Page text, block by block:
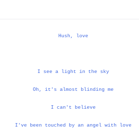
Hush, love
I see a light in the sky
Oh, it's almost blinding me
I can't believe
I've been touched by an angel with love